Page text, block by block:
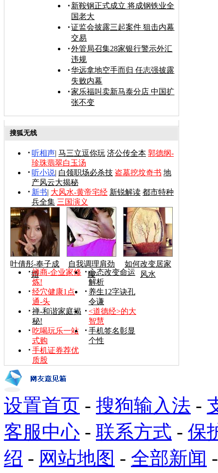
新鞍钢正式成立 将成钢铁业全
国老大
证监会披露三起案件 狙击内幕
交易
外管局召集28家银行警示外汇
违规
华远拿地空手而归 任志强披露
失败内幕
家乐福叫卖新马泰分店 中国扩
张不变
搜狐无线
听相声| 马三立逗你玩 济公传全本 郭德纲-
珍珠翡翠白玉汤
听小说| 白领职场必杀技 盗墓挖坟奇书 地
产风云大揭秘
新书| 大风水-黄帝宅经 新锐解读 都市特种
兵全集 三国演义
叶倩彤-奉子成
婚
自我调理肩劲
腰
如何改变居家
风水
禅商-企业家修
炼!
心态改变命运
解析
经穴健康1点
通-头
养生12字诀孔
令谦
禅-和谐家庭揭
秘!
<道德经>的大
智慧
吃喝玩乐一站
式购
手机签名彰显
个性
手机证券荐优
质股
设置首页 - 搜狗输入法 -
客服中心 - 联系方式 - 保
绍 - 网站地图 - 全部新闻